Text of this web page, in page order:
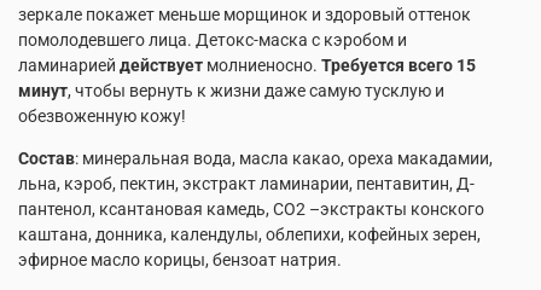
зеркале покажет меньше морщинок и здоровый оттенок
помолодевшего лица. Детокс-маска с кэробом и
ламинарией действует молниеносно. Требуется всего 15
минут, чтобы вернуть к жизни даже самую тусклую и
обезвоженную кожу!
Состав: минеральная вода, масла какао, ореха макадамии,
льна, кэроб, пектин, экстракт ламинарии, пентавитин, Д-
пантенол, ксантановая камедь, СО2 –экстракты конского
каштана, донника, календулы, облепихи, кофейных зерен,
эфирное масло корицы, бензоат натрия.